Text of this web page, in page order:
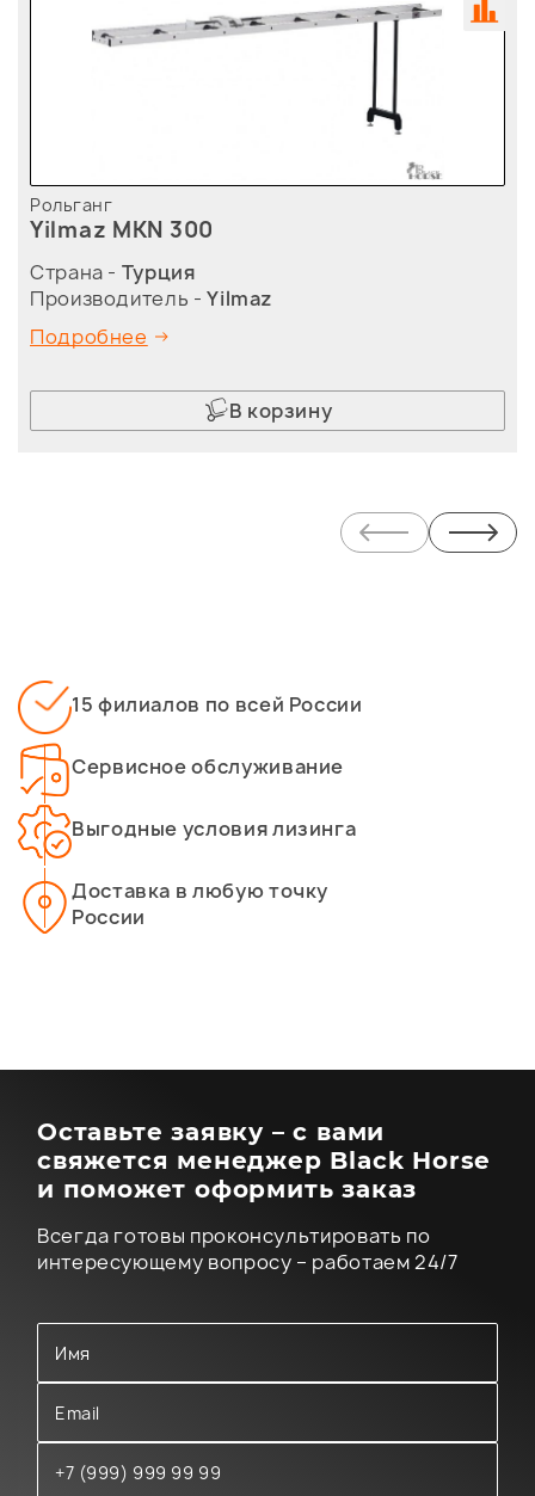
Рольганг
Yilmaz MKN 300
Страна - Турция
Производитель -Yilmaz
Подробнее
В корзину
15 филиалов по всей России
Сервисное обслуживание
Выгодные условия лизинга
Доставка в любую точку
России
Оставьте заявку – с вами
свяжется менеджер Black Horse
и поможет оформить заказ
Всегда готовы проконсультировать по
интересующему вопросу – работаем 24/7